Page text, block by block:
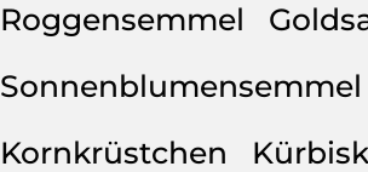
Roggensemmel
Sonnenblumensemmel
Kornkrüstchen